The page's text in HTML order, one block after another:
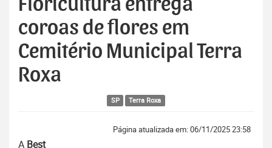
Floricultura entrega
coroas de flores em
Cemitério Municipal Terra
Roxa
SP Terra Roxa
Página atualizada em: 06/11/2025 23:58
A Best